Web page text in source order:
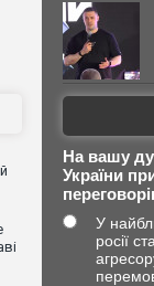
На вашу
України
У
росії